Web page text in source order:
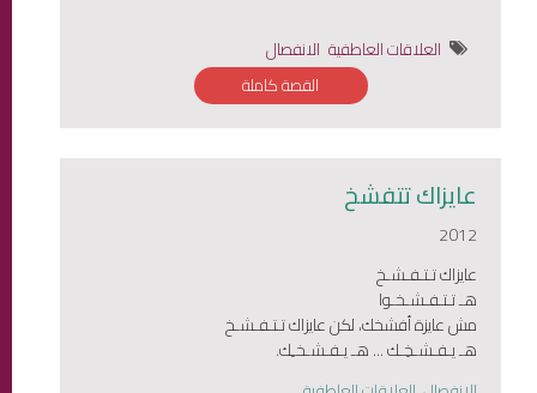
العلاقات العاطفية الانفصال
القصة كاملة
عايزاك تتفشخ
2012
عايزاك تـتـفـشـخ
هـ تـتـفـشـخـوا
مش عايزة أفشخك، لكن عايزاك تـتـفـشـخ
هـ يـفـشـخِـك ... هـ يـفـشـخـِك.